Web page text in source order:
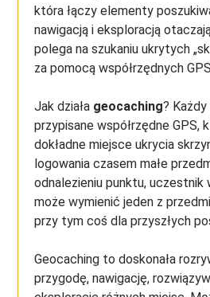
która łączy elementy
nawigacją i eksploracją
polega na szukaniu ukrytych
za pomocą współrzędnych
Jak działa geocaching?
przypisane współrzędne GPS,
dokładne miejsce ukrycia
logowania czasem małe
odnalezieniu punktu, uczestnik
może wymienić jeden z
przy tym coś dla przyszłych
Geocaching to doskonała
przygodę, nawigację,